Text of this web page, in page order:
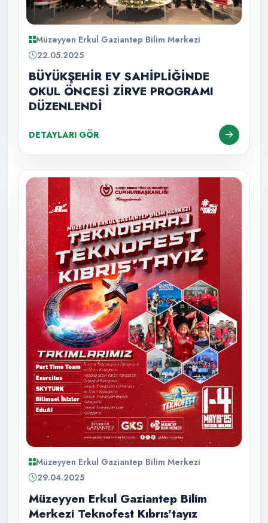
Müzeyyen Erkul Gaziantep Bilim Merkezi
22.05.2025
BÜYÜKŞEHİR EV SAHİPLİĞİNDE
OKUL ÖNCESİ ZİRVE PROGRAMI
DÜZENLENDİ
DETAYLARI GÖR
Müzeyyen Erkul Gaziantep Bilim Merkezi
29.04.2025
Müzeyyen Erkul Gaziantep Bilim
Merkezi Teknofest Kıbrıs'tayız